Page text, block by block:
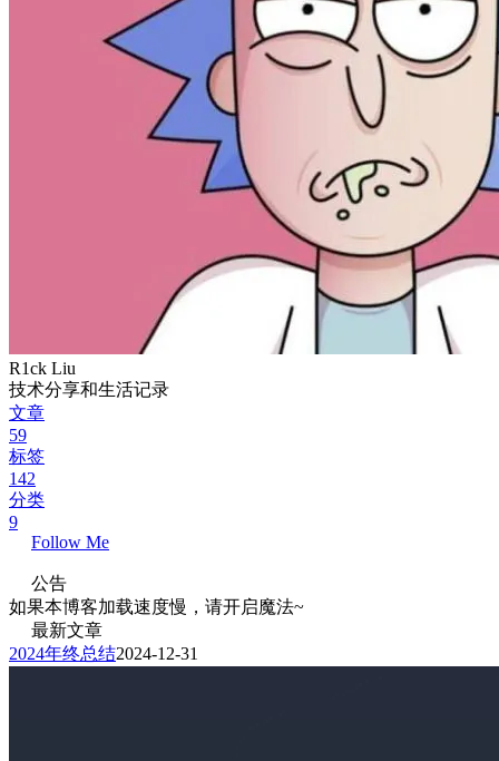
R1ck Liu
技术分享和生活记录
文章
59
标签
142
分类
9
Follow Me
公告
如果本博客加载速度慢，请开启魔法~
最新文章
2024年终总结2024-12-31